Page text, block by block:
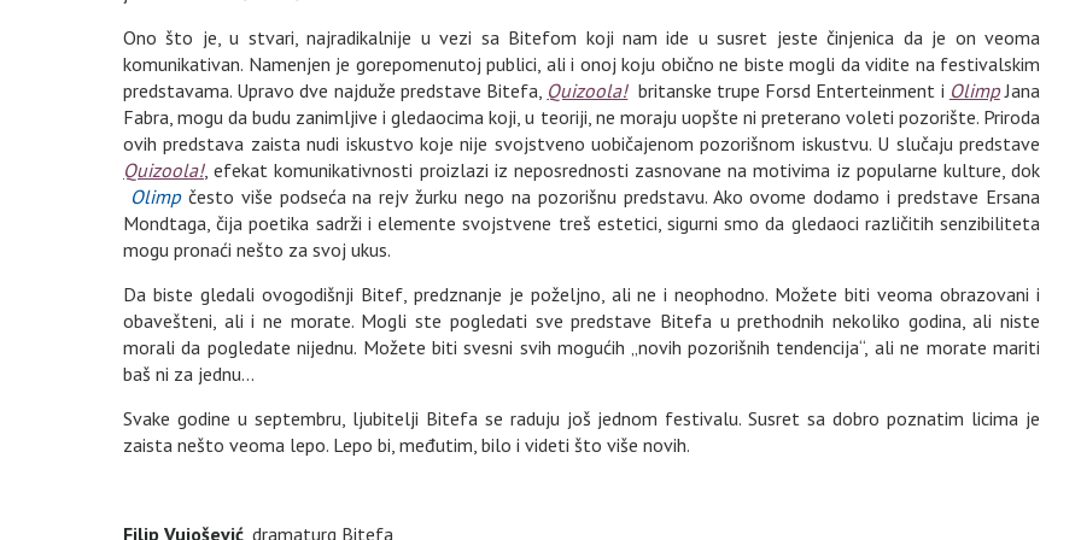
Ono što je, u stvari, najradikalnije u vezi sa Bitefom koji nam ide u susret jeste činjenica da je on veoma
komunikativan. Namenjen je gorepomenutoj publici, ali i onoj koju obično ne biste mogli da vidite na festivalskim
predstavama. Upravo dve najduže predstave Bitefa, Quizoola! britanske trupe Forsd Enterteinment i OlimpJana
Fabra, mogu da budu zanimljive i gledaocima koji, u teoriji, ne moraju uopšte ni preterano voleti pozorište. Priroda
ovih predstava zaista nudi iskustvo koje nije svojstveno uobičajenom pozorišnom iskustvu. U slučaju predstave
Quizoola!, efekat komunikativnosti proizlazi iz neposrednosti zasnovane na motivima iz popularne kulture, dok
Olimp često više podseća na rejv žurku nego na pozorišnu predstavu. Ako ovome dodamo i predstave Ersana
Mondtaga, čija poetika sadrži i elemente svojstvene treš estetici, sigurni smo da gledaoci različitih senzibiliteta
mogu pronaći nešto za svoj ukus.
Da biste gledali ovogodišnji Bitef, predznanje je poželjno, ali ne i neophodno. Možete biti veoma obrazovani i
obavešteni, ali i ne morate. Mogli ste pogledati sve predstave Bitefa u prethodnih nekoliko godina, ali niste
morali da pogledate nijednu. Možete biti svesni svih mogućih „novih pozorišnih tendencija“, ali ne morate mariti
baš ni za jednu...
Svake godine u septembru, ljubitelji Bitefa se raduju još jednom festivalu. Susret sa dobro poznatim licima je
zaista nešto veoma lepo. Lepo bi, međutim, bilo i videti što više novih.
Filip Vujošević , dramaturg Bitefa